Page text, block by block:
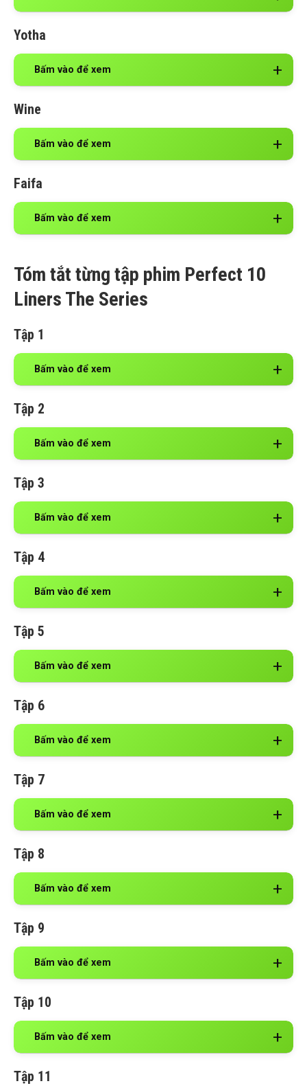
Yotha
Bấm vào để xem
Wine
Bấm vào để xem
Faifa
Bấm vào để xem
Tóm tắt từng tập phim Perfect 10
Liners The Series
Tập 1
Bấm vào để xem
Tập 2
Bấm vào để xem
Tập 3
Bấm vào để xem
Tập 4
Bấm vào để xem
Tập 5
Bấm vào để xem
Tập 6
Bấm vào để xem
Tập 7
Bấm vào để xem
Tập 8
Bấm vào để xem
Tập 9
Bấm vào để xem
Tập 10
Bấm vào để xem
Tập 11